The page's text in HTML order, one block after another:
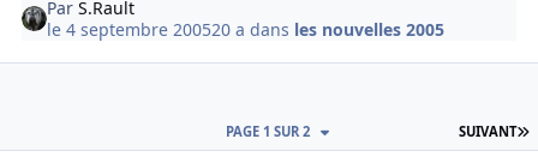
ParS.Rault
le 4 septembre 200520 a dans les nouvelles 2005
SUIVANT
PAGE 1 SUR 2